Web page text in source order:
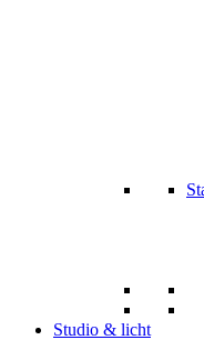
Studio & licht